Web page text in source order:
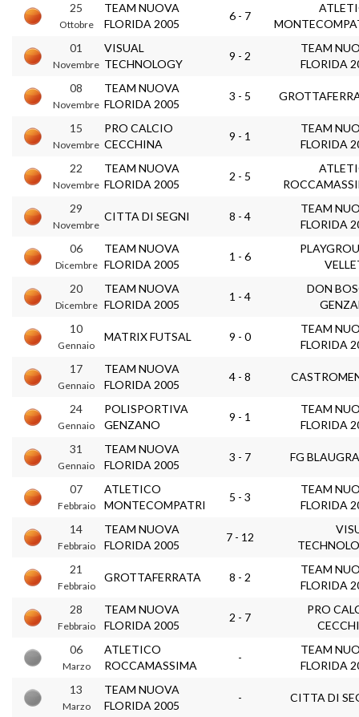
25
Ottobre
TEAM NUOVA
FLORIDA 2005
6 - 7
01
Novembre
VISUAL
TECHNOLOGY
9 - 2
TEAM
FLORIDA
08
Novembre
TEAM NUOVA
FLORIDA 2005
3 - 5
15
Novembre
PRO CALCIO
CECCHINA
9 - 1
TEAM
FLORIDA
22
Novembre
TEAM NUOVA
FLORIDA 2005
2 - 5
29
Novembre
CITTA DI SEGNI 8 - 4
TEAM
FLORIDA
06
Dicembre
TEAM NUOVA
FLORIDA 2005
1 - 6
20
Dicembre
TEAM NUOVA
FLORIDA 2005
1 - 4
DON
10
Gennaio
MATRIX FUTSAL 9 - 0
TEAM
FLORIDA
17
Gennaio
TEAM NUOVA
FLORIDA 2005
4 - 8
24
Gennaio
POLISPORTIVA
GENZANO
9 - 1
TEAM
FLORIDA
31
Gennaio
TEAM NUOVA
FLORIDA 2005
3 - 7 FG
07
Febbraio
ATLETICO
MONTECOMPATRI
5 - 3
TEAM
FLORIDA
14
Febbraio
TEAM NUOVA
FLORIDA 2005
7 - 12
21
Febbraio
GROTTAFERRATA 8 - 2
TEAM
FLORIDA
28
Febbraio
TEAM NUOVA
FLORIDA 2005
2 - 7
PRO
06
Marzo
ATLETICO
ROCCAMASSIMA
-
TEAM
FLORIDA
13
Marzo
TEAM NUOVA
FLORIDA 2005
- CITTA DI